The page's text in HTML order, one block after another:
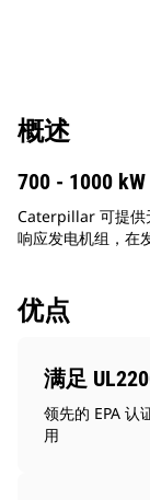
概述
700 - 1000
Caterpillar 可提供
响应发电机组，在
优点
满足
领先的 EPA 认
用